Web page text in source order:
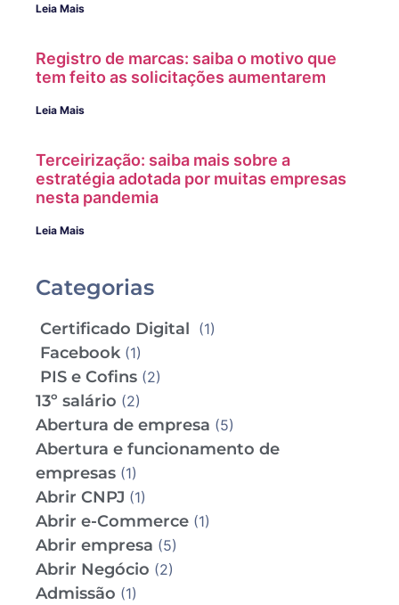
Leia Mais
Registro de marcas: saiba o motivo que
tem feito as solicitações aumentarem
Leia Mais
Terceirização: saiba mais sobre a
estratégia adotada por muitas empresas
nesta pandemia
Leia Mais
Categorias
Certificado Digital (1)
Facebook(1)
PIS e Cofins (2)
13º salário (2)
Abertura de empresa (5)
Abertura e funcionamento de
empresas (1)
Abrir CNPJ (1)
Abrir e-Commerce (1)
Abrir empresa (5)
Abrir Negócio (2)
Admissão (1)